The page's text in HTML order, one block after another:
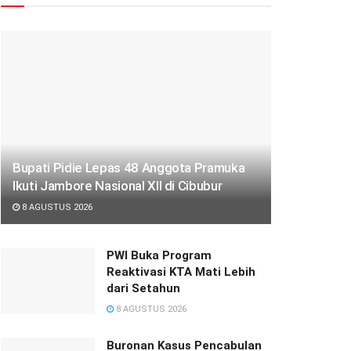
Bupati Pidie Lepas 48 Anggota Pramuka
Ikuti Jambore Nasional XII di Cibubur
8 AGUSTUS 2026
PWI Buka Program
Reaktivasi KTA Mati Lebih
dari Setahun
8 AGUSTUS 2026
Buronan Kasus Pencabulan